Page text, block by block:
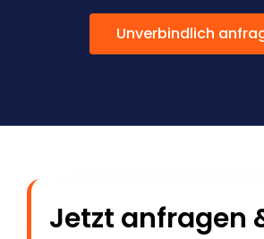
Unverbindlich
Jetzt anfragen